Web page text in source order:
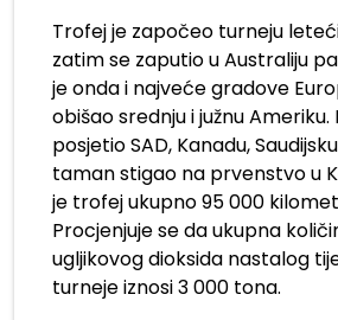
Trofej je započeo turneju
zatim se zaputio u Australiju
je onda i najveće gradove
obišao srednju i južnu
posjetio SAD, Kanadu,
taman stigao na prvenstvo u
je trofej ukupno 95 000
Procjenjuje se da ukupna
ugljikovog dioksida nastalog
turneje iznosi 3 000 tona.